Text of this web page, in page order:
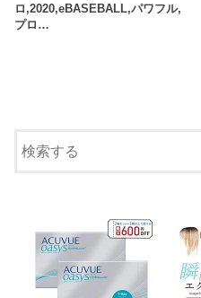
ロ,2020,eBASEBALL,パワフル,
プロ…